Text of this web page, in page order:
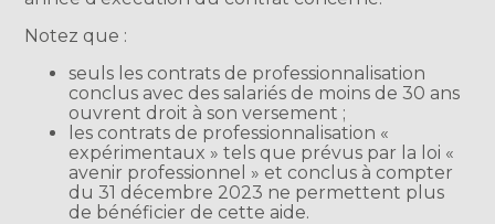
Notez que :
seuls les contrats de professionnalisation
conclus avec des salariés de moins de 30 ans
ouvrent droit à son versement ;
les contrats de professionnalisation «
expérimentaux » tels que prévus par la loi «
avenir professionnel » et conclus à compter
du 31 décembre 2023 ne permettent plus
de bénéficier de cette aide.